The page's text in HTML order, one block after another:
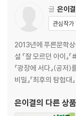
대였지요. 사람들이 물
더욱 벌어졌고, 인간이
은 결국 1994년 한강의
화점 붕괴 사고, 1999
고 등 대형 참사로 드러
하지만, 이익 추구에만
는 일이 벌어진 것입니다.
별숲에서 출간한 이혜
사고를 다룬 작품입니다.
2. 가출한 언니 ....... 28
3. 운동회 ....... 46
4. 촌지 소동 ....... 66
5. 싸움 ....... 81
6. 서울 구경 ....... 96
7. 사랑의 매 ....... 113
8. 유월의 거리 ....... 129
10. 끝과 새로운 시작 .......
글 은이결
관심작가
2013년에 푸른문학
설 『잘 모르던 아이』
『광장에 서다』(공저)
비밀』『최후의 탐험대
은이결의 다른 상품